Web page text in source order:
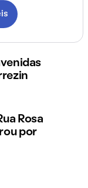
Rosa
por